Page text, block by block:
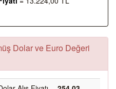
Dolar ve Euro Değeri